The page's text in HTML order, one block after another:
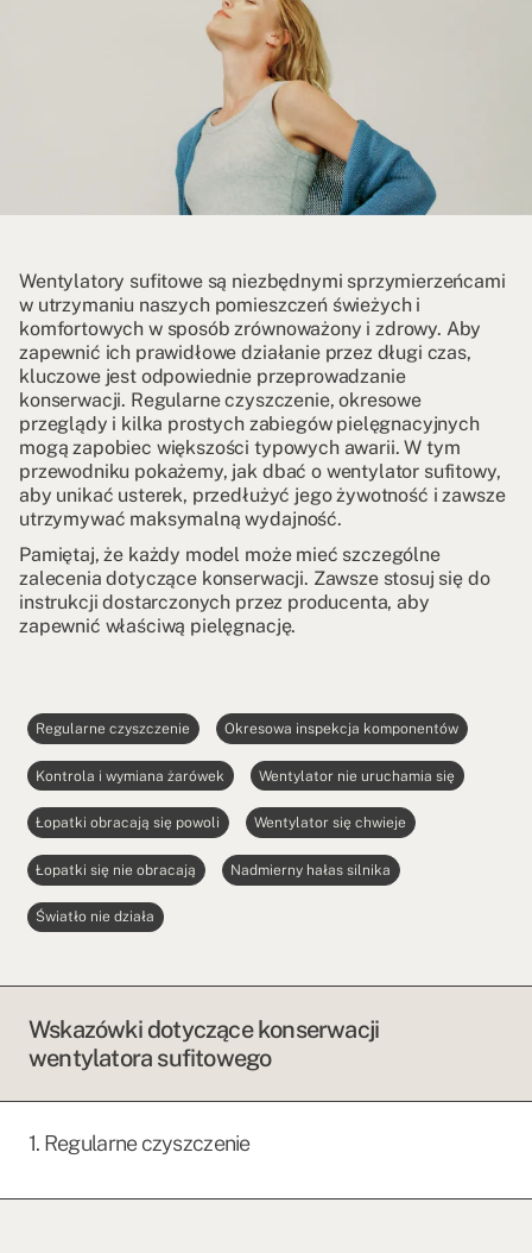
Wentylatory sufitowe są niezbędnymi sprzymierzeńcami
w utrzymaniu naszych pomieszczeń świeżych i
komfortowych w sposób zrównoważony i zdrowy. Aby
zapewnić ich prawidłowe działanie przez długi czas,
kluczowe jest odpowiednie przeprowadzanie
konserwacji. Regularne czyszczenie, okresowe
przeglądy i kilka prostych zabiegów pielęgnacyjnych
mogą zapobiec większości typowych awarii. W tym
przewodniku pokażemy, jak dbać o wentylator sufitowy,
aby unikać usterek, przedłużyć jego żywotność i zawsze
utrzymywać maksymalną wydajność.
Pamiętaj, że każdy model może mieć szczególne
zalecenia dotyczące konserwacji. Zawsze stosuj się do
instrukcji dostarczonych przez producenta, aby
zapewnić właściwą pielęgnację.
Regularne czyszczenie Okresowa inspekcja komponentów
Kontrola i wymiana żarówek Wentylator nie uruchamia się
Łopatki obracają się powoli Wentylator się chwieje
Łopatki się nie obracają Nadmierny hałas silnika
Światło nie działa
Wskazówki dotyczące konserwacji
wentylatora sufitowego
1. Regularne czyszczenie